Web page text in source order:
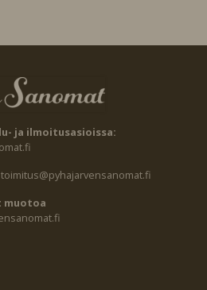
ja ilmoitusasioissa:
toimitus@pyhajarvensanomat.fi